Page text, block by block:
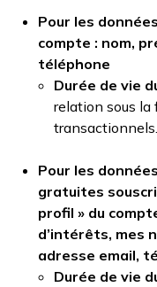
Pour les
compte : nom,
téléphone
Durée de vie
relation sous la
transactionnels.
Pour les
gratuites
profil » du
d’intérêts, mes
adresse email,
Durée de vie